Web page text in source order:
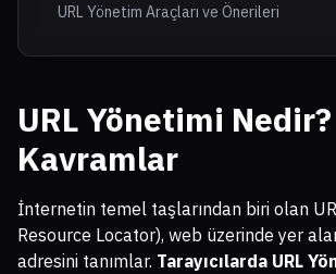
URL Yönetim Araçları ve Önerileri
URL Yönetimi
Kavramlar
İnternetin temel taşlarından biri olan
Resource Locator), web üzerinde yer
adresini tanımlar. Tarayıcılarda URL